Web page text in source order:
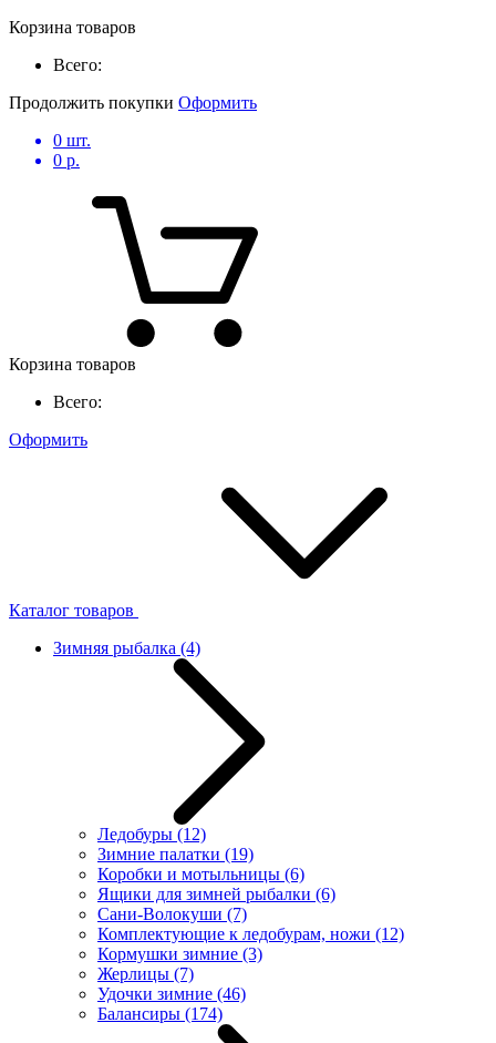
Корзина товаров
Всего:
Продолжить покупки Оформить
0 шт.
0 р.
Корзина товаров
Всего:
Оформить
Каталог товаров
Зимняя рыбалка (4)
Ледобуры (12)
Зимние палатки (19)
Коробки и мотыльницы (6)
Ящики для зимней рыбалки (6)
Сани-Волокуши (7)
Комплектующие к ледобурам, ножи (12)
Кормушки зимние (3)
Жерлицы (7)
Удочки зимние (46)
Балансиры (174)